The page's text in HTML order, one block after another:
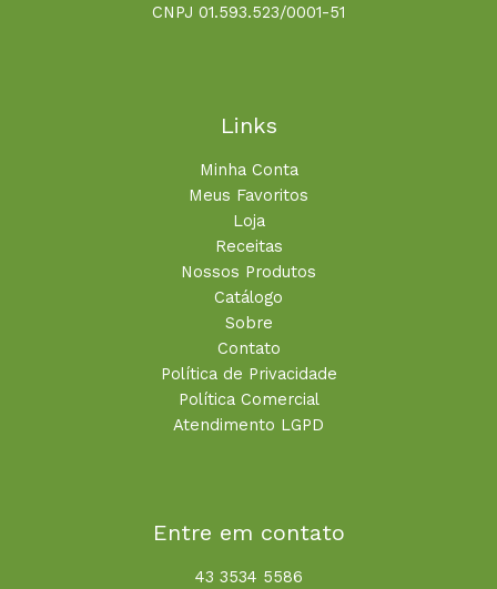
CNPJ 01.593.523/0001-51
Links
Minha Conta
Meus Favoritos
Loja
Receitas
Nossos Produtos
Catálogo
Sobre
Contato
Política de Privacidade
Política Comercial
Atendimento LGPD
Entre em contato
43 3534 5586